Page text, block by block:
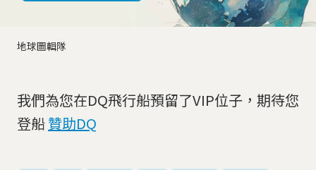
地球圖輯隊
我們為您在DQ飛行船預留了VIP位子，期待您
登船贊助DQ